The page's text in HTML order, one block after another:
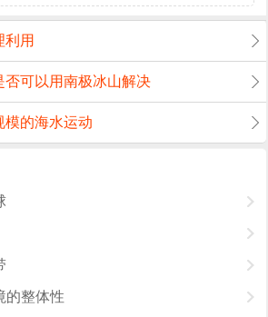
利用
否可以用南极冰山解决
模的海水运动
的整体性